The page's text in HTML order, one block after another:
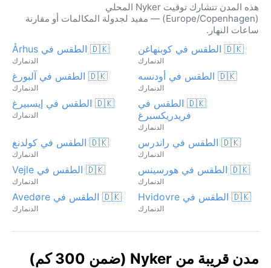
هذه المدن تتشارك توقيت Nyker المحلي
(Europe/Copenhagen) — مفيد لجدولة المكالمات أو مقارنة
ساعات النهار.
🇩🇰 الطقس في كوبنهاغن
الدنمارك
🇩🇰 الطقس في Århus
الدنمارك
🇩🇰 الطقس في أودنسه
الدنمارك
🇩🇰 الطقس في آلبورغ
الدنمارك
🇩🇰 الطقس في
فريدريكسبرغ
الدنمارك
🇩🇰 الطقس في إيسبيرغ
الدنمارك
🇩🇰 الطقس في راندرس
الدنمارك
🇩🇰 الطقس في كولدنغ
الدنمارك
🇩🇰 الطقس في هورسينس
الدنمارك
🇩🇰 الطقس في Vejle
الدنمارك
🇩🇰 الطقس في Hvidovre
الدنمارك
🇩🇰 الطقس في Avedøre
الدنمارك
مدن قريبة من Nyker (ضمن 300 كم)